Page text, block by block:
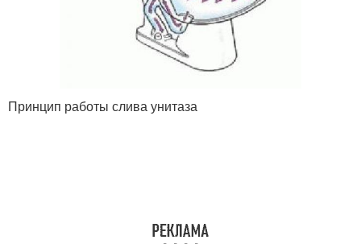
Принцип работы слива унитаза